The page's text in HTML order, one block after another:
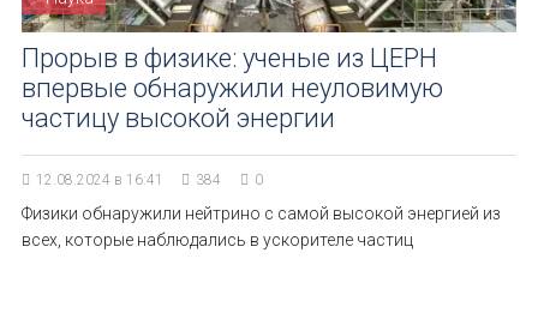
Прорыв в физике: ученые из ЦЕРН
впервые обнаружили неуловимую
частицу высокой энергии
12.08.2024 в 16:41 384 0
Физики обнаружили нейтрино с самой высокой энергией из
всех, которые наблюдались в ускорителе частиц